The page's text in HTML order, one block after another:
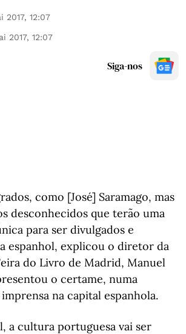
2017, 12:07
2017, 12:07
Siga-nos
como [José] Saramago, mas
desconhecidos que terão uma
para ser divulgados e
espanhol, explicou o diretor da
do Livro de Madrid, Manuel
o certame, numa
na capital espanhola.
a cultura portuguesa vai ser